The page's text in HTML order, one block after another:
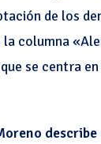
de los
columna
se centra